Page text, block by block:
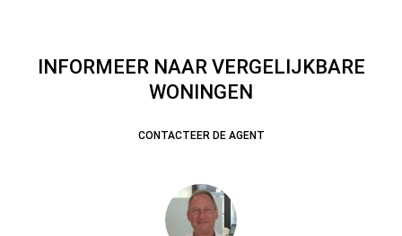
INFORMEER NAAR VERGELIJKBARE
WONINGEN
CONTACTEER DE AGENT